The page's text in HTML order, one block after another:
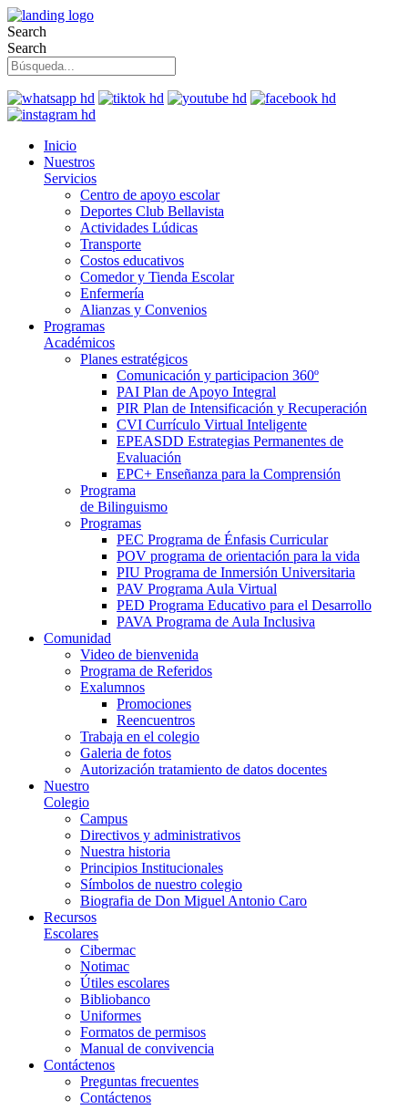
Search
Search
Inicio
Nuestros
Servicios
Centro de apoyo escolar
Deportes Club Bellavista
Actividades Lúdicas
Transporte
Costos educativos
Comedor y Tienda Escolar
Enfermería
Alianzas y Convenios
Programas
Académicos
Planes estratégicos
Comunicación y participacion 360º
PAI Plan de Apoyo Integral
PIR Plan de Intensificación y Recuperación
CVI Currículo Virtual Inteligente
EPEASDD Estrategias Permanentes de
Evaluación
EPC+ Enseñanza para la Comprensión
Programa
de Bilinguismo
Programas
PEC Programa de Énfasis Curricular
POV programa de orientación para la vida
PIU Programa de Inmersión Universitaria
PAV Programa Aula Virtual
PED Programa Educativo para el Desarrollo
PAVA Programa de Aula Inclusiva
Comunidad
Video de bienvenida
Programa de Referidos
Exalumnos
Promociones
Reencuentros
Trabaja en el colegio
Galeria de fotos
Autorización tratamiento de datos docentes
Nuestro
Colegio
Campus
Directivos y administrativos
Nuestra historia
Principios Institucionales
Símbolos de nuestro colegio
Biografia de Don Miguel Antonio Caro
Recursos
Escolares
Cibermac
Notimac
Útiles escolares
Bibliobanco
Uniformes
Formatos de permisos
Manual de convivencia
Contáctenos
Preguntas frecuentes
Contáctenos